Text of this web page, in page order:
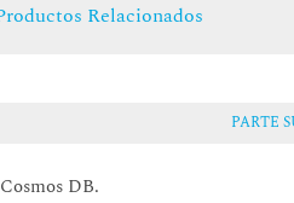
Relacionados
PARTE
DB.